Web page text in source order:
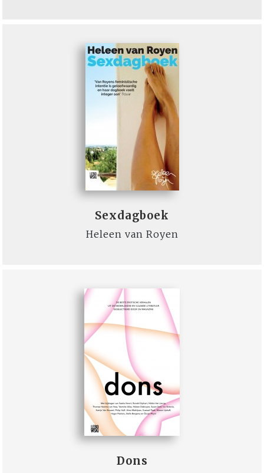
Sexdagboek
Heleen van Royen
Dons